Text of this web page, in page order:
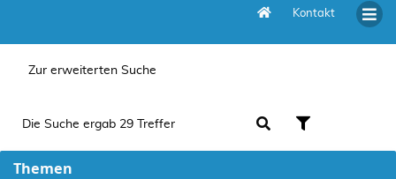
Kontakt
Zur erweiterten Suche
Die Suche ergab 29 Treffer
Themen